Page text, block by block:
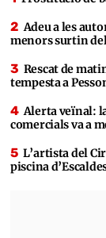
Adeu a les
menors surtin
Rescat de
tempesta a
Alerta veïnal:
comercials va a
L’artista del
piscina